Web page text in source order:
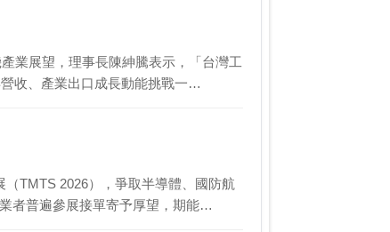
業展望，理事長陳紳騰表示，「台灣工
收、產業出口成長動能挑戰一…
TMTS 2026），爭取半導體、國防航
者普遍參展接單寄予厚望，期能…